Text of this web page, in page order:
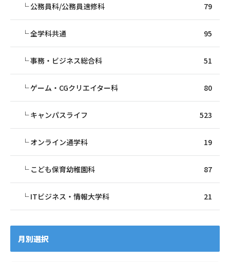
公務員科/公務員速修科 79
全学科共通 95
事務・ビジネス総合科 51
ゲーム・CGクリエイター科 80
キャンパスライフ 523
オンライン通学科 19
こども保育幼稚園科 87
ITビジネス・情報大学科 21
月別選択